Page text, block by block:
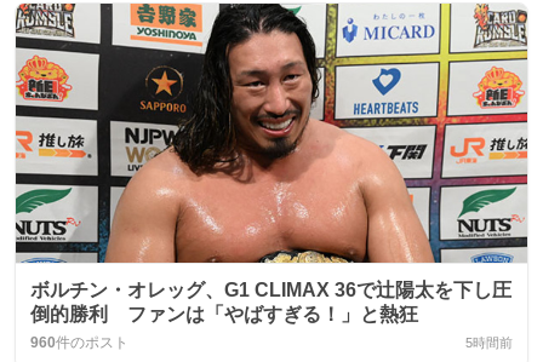
ボルチン・オレッグ、G1 CLIMAX 36で辻陽太を下し圧
倒的勝利 ファンは「やばすぎる！」と熱狂
960件のポスト 5時間前